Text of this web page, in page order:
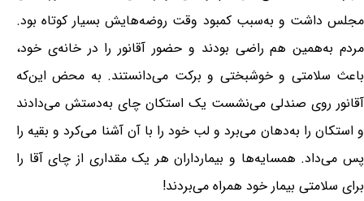
مجلس داشت و به‌سبب کمبود وقت روضه‌هایش بسیار کوتاه بود.
مردم به‌همین هم راضی بودند و حضور آقانور را در خانه‌ی خود،
باعث سلامتی و خوشبختی و برکت می‌دانستند. به محض این‌که
آقانور روی صندلی می‌نشست یک استکان چای به‌دستش می‌دادند
و استکان را به‌دهان می‌برد و لب خود را با آن آشنا می‌کرد و بقیه را
پس می‌داد. همسایه‌ها و بیمارداران هر یک مقداری از چای آقا را
برای سلامتی بیمار خود همراه می‌بردند!